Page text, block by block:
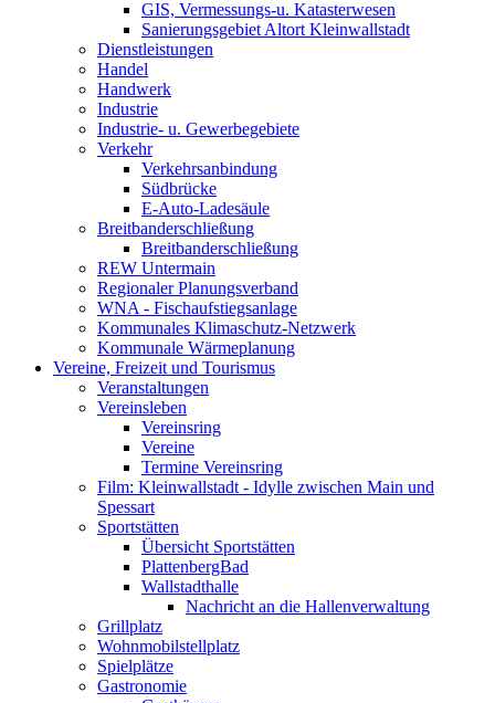
GIS, Vermessungs-u. Katasterwesen
Sanierungsgebiet Altort Kleinwallstadt
Dienstleistungen
Handel
Handwerk
Industrie
Industrie- u. Gewerbegebiete
Verkehr
Verkehrsanbindung
Südbrücke
E-Auto-Ladesäule
Breitbanderschließung
Breitbanderschließung
REW Untermain
Regionaler Planungsverband
WNA - Fischaufstiegsanlage
Kommunales Klimaschutz-Netzwerk
Kommunale Wärmeplanung
Vereine, Freizeit und Tourismus
Veranstaltungen
Vereinsleben
Vereinsring
Vereine
Termine Vereinsring
Film: Kleinwallstadt - Idylle zwischen Main und
Spessart
Sportstätten
Übersicht Sportstätten
PlattenbergBad
Wallstadthalle
Nachricht an die Hallenverwaltung
Grillplatz
Wohnmobilstellplatz
Spielplätze
Gastronomie